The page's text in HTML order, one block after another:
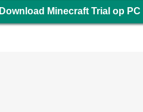
Download Minecraft Trial op PC